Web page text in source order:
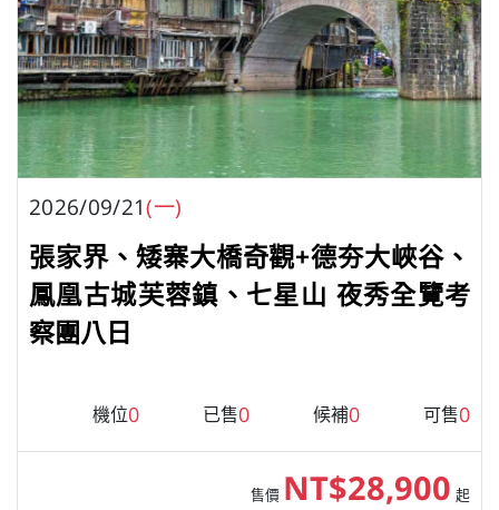
2026/09/21(一)
張家界、矮寨大橋奇觀+德夯大峽谷、
鳳凰古城芙蓉鎮、七星山 夜秀全覽考
察團八日
機位0 已售0 候補0 可售0
售價 NT$28,900 起